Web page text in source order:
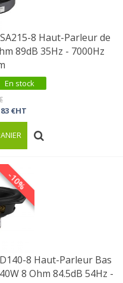
8 Haut-Parleur de
89dB 35Hz - 7000Hz
En stock
€HT
-10%
8 Haut-Parleur Bas
8 Ohm 84.5dB 54Hz -